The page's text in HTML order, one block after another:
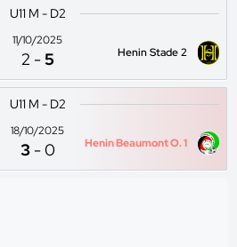
U11 M - D2
11/10/2025
2 -5 Henin Stade 2
U11 M - D2
18/10/2025
3 -0 Henin Beaumont O. 1